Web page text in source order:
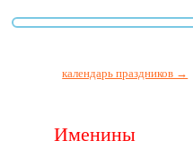
календарь праздников →
Именины